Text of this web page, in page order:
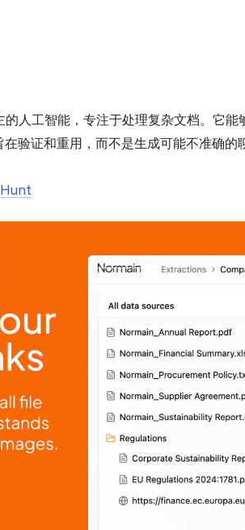
的人工智能，专注于处理复杂文档。它
验证和重用，而不是生成可能不准确的